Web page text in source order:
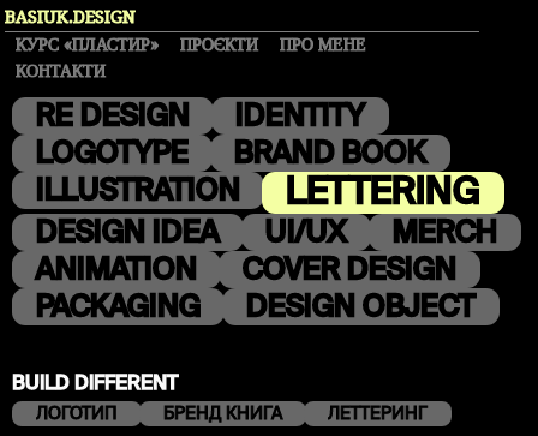
BASIUK.DESIGN
КУРС «ПЛАСТИР»
ПРОЄКТИ
ПРО МЕНЕ
КОНТАКТИ
RE DESIGN
IDENTITY
LOGOTYPE
BRAND BOOK
ILLUSTRATION
LETTERING
DESIGN IDEA UI/UX
MERCH
ANIMATION
COVER DESIGN
PACKAGING
DESIGN OBJECT
BUILD DIFFERENT
ЛОГОТИП БРЕНД КНИГА ЛЕТТЕРИНГ